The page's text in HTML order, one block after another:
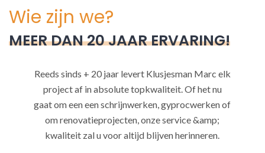
Wie zijn we?
MEER DAN 20 JAAR ERVARING!
Reeds sinds + 20 jaar levert Klusjesman Marc elk
project af in absolute topkwaliteit. Of het nu
gaat om een een schrijnwerken, gyprocwerken of
om renovatieprojecten, onze service &amp;
kwaliteit zal u voor altijd blijven herinneren.